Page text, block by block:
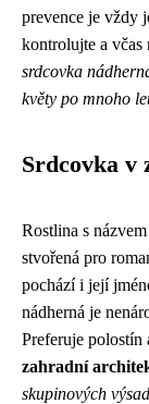
prevence je vždy
kontrolujte a včas
srdcovka
květy po mnoho
Srdcovka v
Rostlina s
stvořená pro
pochází i její
nádherná je
Preferuje polostín
zahradní
skupinových